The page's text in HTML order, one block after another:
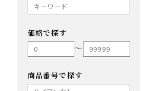
価格で探す
〜
商品番号で探す